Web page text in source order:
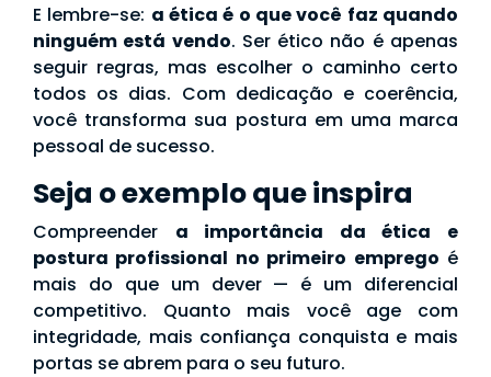
E lembre-se: a ética é o que você faz quando
ninguém está vendo. Ser ético não é apenas
seguir regras, mas escolher o caminho certo
todos os dias. Com dedicação e coerência,
você transforma sua postura em uma marca
pessoal de sucesso.
Seja o exemplo que inspira
Compreender a importância da ética e
postura profissional no primeiro emprego é
mais do que um dever — é um diferencial
competitivo. Quanto mais você age com
integridade, mais confiança conquista e mais
portas se abrem para o seu futuro.